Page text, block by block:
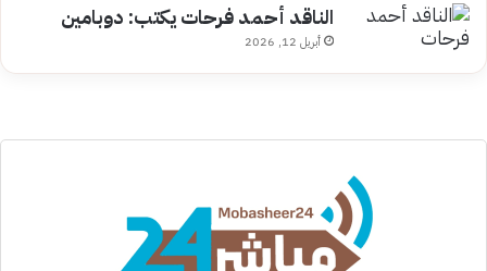
الناقد أحمد فرحات يكتب: دوبامين
أبريل 12, 2026